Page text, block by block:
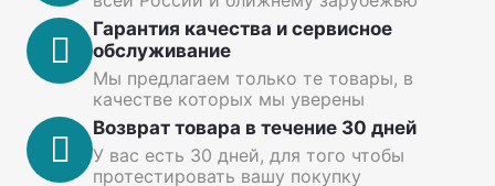
Гарантия качества и сервисное
обслуживание
Мы предлагаем только те товары, в
качестве которых мы уверены
Возврат товара в течение 30 дней
У вас есть 30 дней, для того чтобы
протестировать вашу покупку